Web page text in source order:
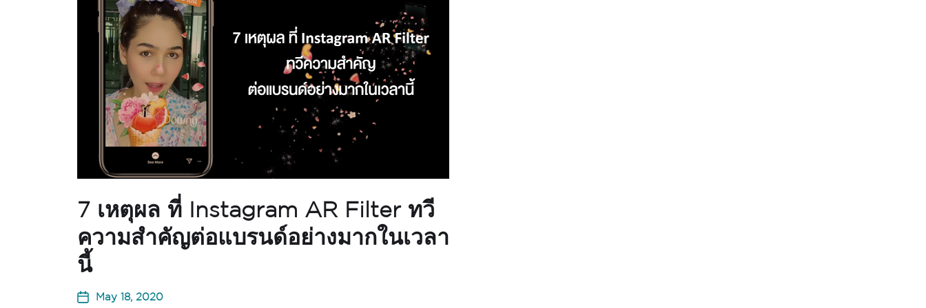
7 เหตุผล ที่ Instagram AR Filter ทวี
ความสำคัญต่อแบรนด์อย่างมากในเวลา
นี้
May 18, 2020